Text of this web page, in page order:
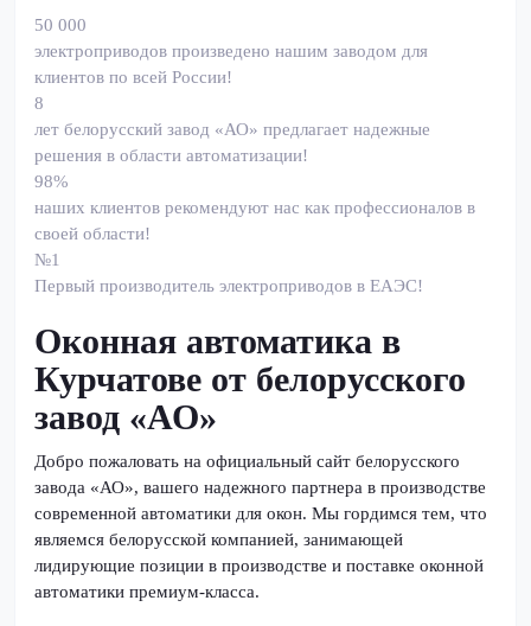
50 000
электроприводов произведено нашим заводом для
клиентов по всей России!
8
лет белорусский завод «АО» предлагает надежные
решения в области автоматизации!
98%
наших клиентов рекомендуют нас как профессионалов в
своей области!
№1
Первый производитель электроприводов в ЕАЭС!
Оконная автоматика в
Курчатове от белорусского
завод «АО»
Добро пожаловать на официальный сайт белорусского
завода «АО», вашего надежного партнера в производстве
современной автоматики для окон. Мы гордимся тем, что
являемся белорусской компанией, занимающей
лидирующие позиции в производстве и поставке оконной
автоматики премиум-класса.